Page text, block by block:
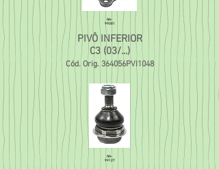
NA-
99081
PIVÔ INFERIOR
C3 (03/...)
Cód. Orig. 364056PVI1048
NA-
99127